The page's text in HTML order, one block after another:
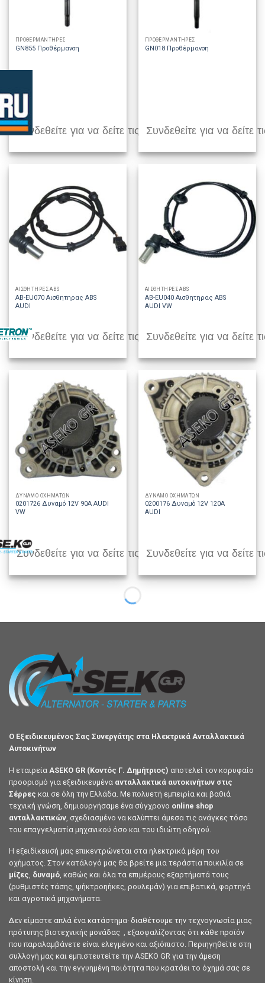
ΠΡΟΘΕΡΜΑΝΤΗΡΕΣ
GN855 Προθέρμανση
Συνδεθείτε για να δείτε τις τιμές
ΠΡΟΘΕΡΜΑΝΤΗΡΕΣ
GN018 Προθέρμανση
Συνδεθείτε για να δείτε
ΑΙΣΘΗΤΗΡΕΣ ABS
AB-EU070 Αισθητηρας ABS
AUDI
Συνδεθείτε για να δείτε τις τιμές
ΑΙΣΘΗΤΗΡΕΣ ABS
AB-EU040 Αισθητηρας ABS
AUDI VW
Συνδεθείτε για να δείτε
ΔΥΝΑΜΟ ΟΧΗΜΑΤΩΝ
0201726 Δυναμό 12V 90A AUDI
VW
Συνδεθείτε για να δείτε τις τιμές
ΔΥΝΑΜΟ ΟΧΗΜΑΤΩΝ
0200176 Δυναμό 12V 120A
AUDI
Συνδεθείτε για να δείτε
Ο Εξειδικευμένος Σας Συνεργάτης στα Ηλεκτρικά Ανταλλακτικά
Αυτοκινήτων
Η εταιρεία ASEKO GR (Κοντός Γ. Δημήτριος) αποτελεί τον κορυφαίο
προορισμό για εξειδικευμένα ανταλλακτικά αυτοκινήτων στις
Σέρρες και σε όλη την Ελλάδα. Με πολυετή εμπειρία και βαθιά
τεχνική γνώση, δημιουργήσαμε ένα σύγχρονο online shop
ανταλλακτικών , σχεδιασμένο να καλύπτει άμεσα τις ανάγκες τόσο
του επαγγελματία μηχανικού όσο και του ιδιώτη οδηγού.
Η εξειδίκευσή μας επικεντρώνεται στα ηλεκτρικά μέρη του
οχήματος. Στον κατάλογό μας θα βρείτε μια τεράστια ποικιλία σε
μίζες, δυναμό, καθώς και όλα τα επιμέρους εξαρτήματά τους
(ρυθμιστές τάσης, ψήκτροηήκες, ρουλεμάν) για επιβατικά, φορτηγά
και αγροτικά μηχανήματα.
Δεν είμαστε απλά ένα κατάστημα· διαθέτουμε την τεχνογνωσία μιας
πρότυπης βιοτεχνικής μονάδας , εξασφαλίζοντας ότι κάθε προϊόν
που παραλαμβάνετε είναι ελεγμένο και αξιόπιστο. Περιηγηθείτε στη
συλλογή μας και εμπιστευτείτε την ASEKO GR για την άμεση
αποστολή και την εγγυημένη ποιότητα που κρατάει το όχημά σας σε
κίνηση.